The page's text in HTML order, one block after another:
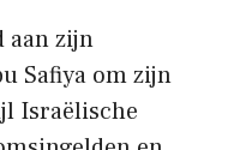
aan zijn
Safiya om zijn
Israëlische